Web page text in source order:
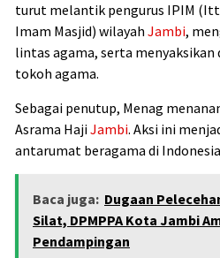
turut melantik pengurus IPIM
Imam Masjid) wilayah Jambi,
lintas agama, serta
tokoh agama.
Sebagai penutup, Menag
Asrama HajiJambi. Aksi ini
antarumat beragama di
Baca juga: Dugaan
Silat, DPMPPA Kota Jambi
Pendampingan